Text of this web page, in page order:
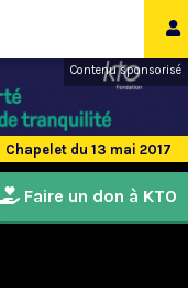
Contenu sponsorisé
Chapelet du 13 mai 2017
Faire un don à KTO